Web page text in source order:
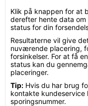
Klik på knappen for at
derefter hente data
status for din
Resultaterne vil give
nuværende placering,
forsinkelser. For at få
status kan du
placeringer.
Tip: Hvis du har brug
kontakte kundeservice
sporingsnummer.